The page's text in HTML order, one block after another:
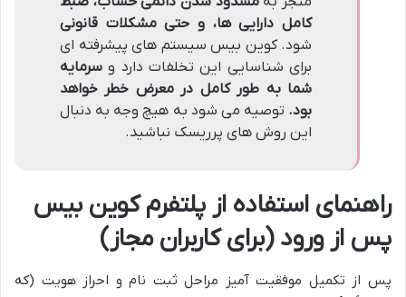
کامل دارایی ها، و حتی مشکلات قانونی
شود. کوین بیس سیستم های پیشرفته ای
برای شناسایی این تخلفات دارد و سرمایه
شما به طور کامل در معرض خطر خواهد
بود. توصیه می شود به هیچ وجه به دنبال
این روش های پرریسک نباشید.
راهنمای استفاده از پلتفرم کوین بیس
پس از ورود (برای کاربران مجاز)
پس از تکمیل موفقیت آمیز مراحل ثبت نام و احراز هویت (که